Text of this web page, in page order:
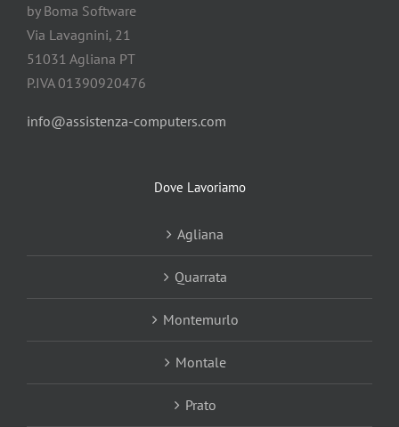
by Boma Software
Via Lavagnini, 21
51031 Agliana PT
P.IVA 01390920476
info@assistenza-computers.com
Dove Lavoriamo
Agliana
Quarrata
Montemurlo
Montale
Prato